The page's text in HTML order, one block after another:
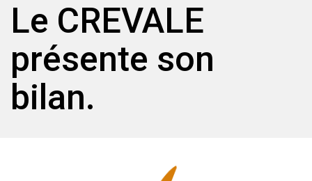
Le CREVALE
présente son
bilan.